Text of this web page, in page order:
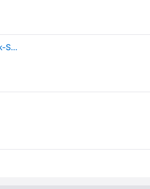
Sneakers Nike W Vomero 18 Ess Summit White/ White-Chalk-Sea Glass EUR 41